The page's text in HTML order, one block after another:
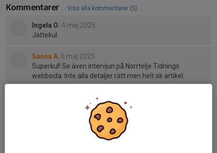
Kommentarer Visa alla kommentarer (5)...
Ingela O. 4 maj 2025
Jättekul
Sanna A. 6 maj 2025
Superkul! Se även intervjun på Norrtelje Tidnings
webbsida. Inte alla detaljer rätt men helt ok artikel.
Verkligen kul grej o underbara danskompisar 💃💃❤️
6 maj 2025
Kan bara hålla med, så roligt 💃🥰